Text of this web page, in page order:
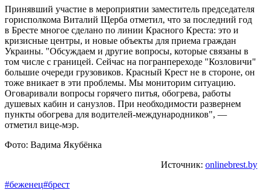
Принявший участие в мероприятии заместитель председателя
горисполкома Виталий Щерба отметил, что за последний год
в Бресте многое сделано по линии Красного Креста: это и
кризисные центры, и новые объекты для приема граждан
Украины. "Обсуждаем и другие вопросы, которые связаны в
том числе с границей. Сейчас на погранпереходе "Козловичи"
большие очереди грузовиков. Красный Крест не в стороне, он
тоже вникает в эти проблемы. Мы мониторим ситуацию.
Оговаривали вопросы горячего питья, обогрева, работы
душевых кабин и санузлов. При необходимости развернем
пункты обогрева для водителей-международников", —
отметил вице-мэр.
Фото: Вадима Якубёнка
Источник: onlinebrest.by
#беженец#брест